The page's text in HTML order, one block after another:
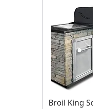
Broil King